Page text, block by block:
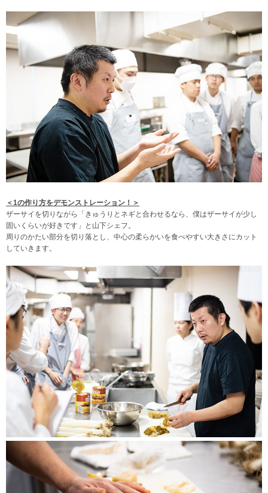
＜1の作り方をデモンストレーション！＞
ザーサイを切りながら「きゅうりとネギと合わせるなら、僕はザーサイが少し
固いくらいが好きです」と山下シェフ。
周りのかたい部分を切り落とし、中心の柔らかいを食べやすい大きさにカット
していきます。